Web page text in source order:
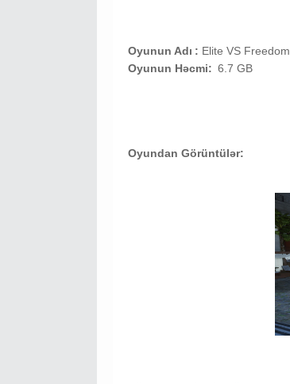
Oyunun Adı : Elite VS Freedom
Oyunun Həcmi: 6.7 GB
Oyundan Görüntülər: